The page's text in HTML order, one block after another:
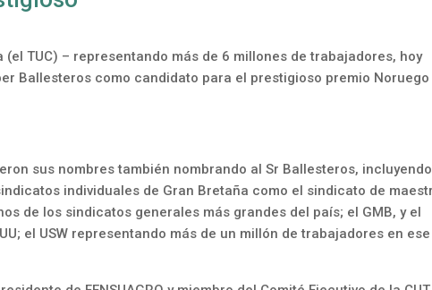
TUC) – representando más de 6 millones de trabajadores, hoy
Ballesteros como candidato para el prestigioso premio Noruego
sus nombres también nombrando al Sr Ballesteros,
individuales de Gran Bretaña como el sindicato de
de los sindicatos generales más grandes del país; el GMB, y el
el USW representando más de un millón de trabajadores en ese